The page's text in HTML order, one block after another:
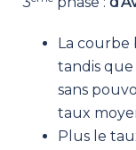
La courbe
tandis que
sans
taux
Plus le